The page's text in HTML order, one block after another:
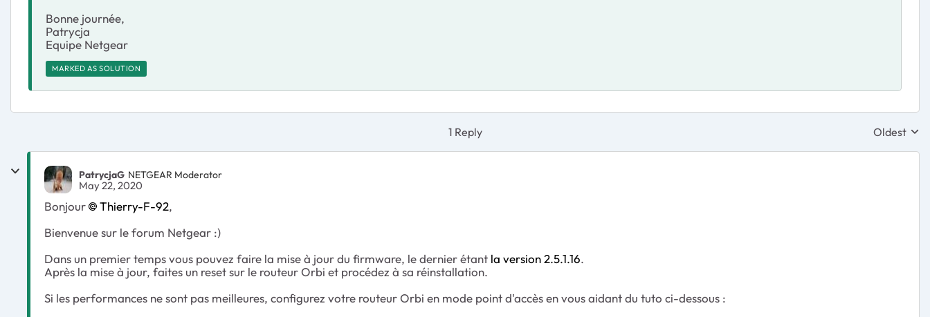
Bonne journée,
Patrycja
Equipe Netgear
MARKED AS SOLUTION
1 Reply Replies
Oldest
PatrycjaG NETGEAR Moderator
May 22, 2020
Bonjour Thierry-F-92,
Bienvenue sur le forum Netgear :)
Dans un premier temps vous pouvez faire la mise à jour du firmware, le dernier étant la version 2.5.1.16.
Après la mise à jour, faites un reset sur le routeur Orbi et procédez à sa réinstallation.
Si les performances ne sont pas meilleures, configurez votre routeur Orbi en mode point d'accès en vous aidant du tuto ci-dessous :